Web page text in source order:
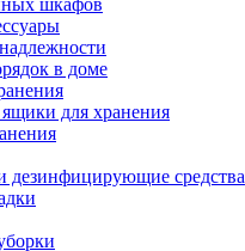
шкафов
в доме
для хранения
дезинфицирующие средства